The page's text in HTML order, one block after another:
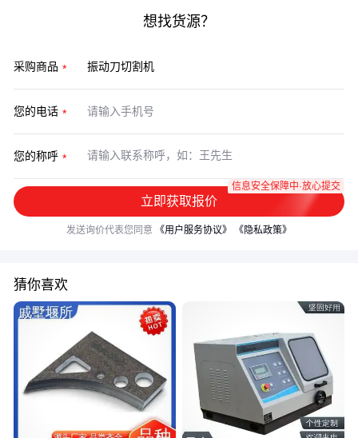
想找货源？
采购商品
您的电话
您的称呼
立即获取报价
信息安全保障中·放心提交
发送询价代表您同意 《用户服务协议》 《隐私政策》
猜你喜欢